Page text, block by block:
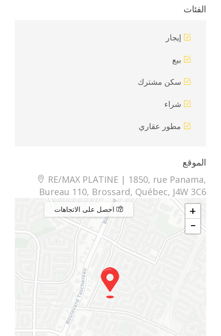
الفئات
إيجار
بيع
سكن مشترك
شراء
مطور عقاري
الموقع
RE/MAX PLATINE | 1850, rue Panama,
Bureau 110, Brossard, Québec, J4W 3C6
+
−
احصل على الاتجاهات